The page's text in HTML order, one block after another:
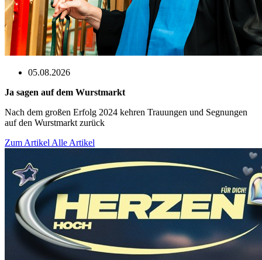
05.08.2026
Ja sagen auf dem Wurstmarkt
Nach dem großen Erfolg 2024 kehren Trauungen und Segnungen
auf den Wurstmarkt zurück
Zum Artikel Alle Artikel